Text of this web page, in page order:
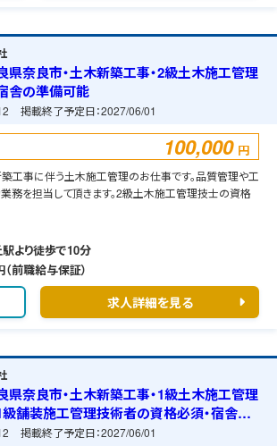
県奈良市・土木新築工事・2級土木施工管理
舎の準備可能
掲載終了予定日：2027/06/01
100,000 円
工事に伴う土木施工管理のお仕事です。品質管理や工
務を担当して頂きます。2級土木施工管理技士の資格
より徒歩で10分
前職給与保証）
求人詳細を見る
県奈良市・土木新築工事・1級土木施工管理
舗装施工管理技術者の資格必須・宿舎の
掲載終了予定日：2027/06/01